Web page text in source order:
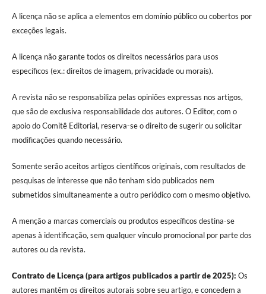
A licença não se aplica a elementos em domínio público ou cobertos por
exceções legais.
A licença não garante todos os direitos necessários para usos
específicos (ex.: direitos de imagem, privacidade ou morais).
A revista não se responsabiliza pelas opiniões expressas nos artigos,
que são de exclusiva responsabilidade dos autores. O Editor, com o
apoio do Comitê Editorial, reserva-se o direito de sugerir ou solicitar
modificações quando necessário.
Somente serão aceitos artigos científicos originais, com resultados de
pesquisas de interesse que não tenham sido publicados nem
submetidos simultaneamente a outro periódico com o mesmo objetivo.
A menção a marcas comerciais ou produtos específicos destina-se
apenas à identificação, sem qualquer vínculo promocional por parte dos
autores ou da revista.
Contrato de Licença (para artigos publicados a partir de 2025): Os
autores mantêm os direitos autorais sobre seu artigo, e concedem a